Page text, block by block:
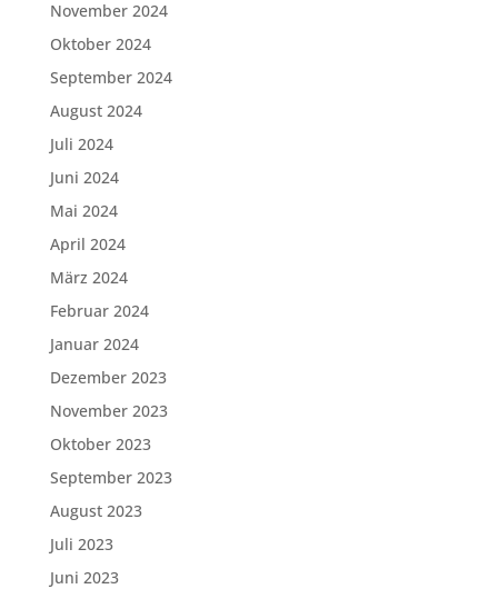
November 2024
Oktober 2024
September 2024
August 2024
Juli 2024
Juni 2024
Mai 2024
April 2024
März 2024
Februar 2024
Januar 2024
Dezember 2023
November 2023
Oktober 2023
September 2023
August 2023
Juli 2023
Juni 2023